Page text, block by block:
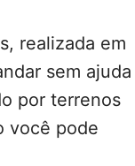
realizada em
sem ajuda
por terrenos
você pode